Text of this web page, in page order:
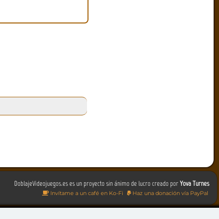
DoblajeVideojuegos.es es un proyecto sin ánimo de lucro creado porYova Turnes
Invítame a un café en Ko-Fi Haz una donación vía PayPal